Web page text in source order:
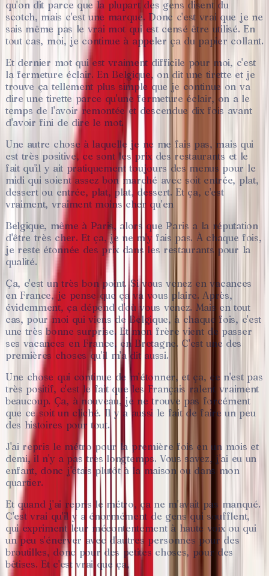
qu'on dit parce que la plupart des gens disent du
scotch, mais c'est une marque. Donc c'est vrai que je ne
sais même pas le vrai mot qui est censé être utilisé. En
tout cas, moi, je continue à appeler ça du papier collant.
Et dernier mot qui est vraiment difficile pour moi, c'est
la fermeture éclair. En Belgique, on dit une tirette et je
trouve ça tellement plus simple que je continue on va
dire une tirette parce qu'une fermeture éclair, on a le
temps de l'avoir remontée et descendue dix fois avant
d'avoir fini de dire le mot.
Une autre chose à laquelle je ne me fais pas, mais qui
est très positive, ce sont les prix des restaurants et le
fait qu'il y ait pratiquement toujours des menus pour le
midi qui soient assez bon marché avec soit entrée, plat,
dessert ou entrée, plat, plat, dessert. Et ça, c'est
vraiment, vraiment moins cher qu'en
Belgique, même à Paris, alors que Paris a la réputation
d'être très cher. Et ça, je ne m'y fais pas. À chaque fois,
je reste étonnée des prix dans les restaurants pour la
qualité.
Ça, c'est un très bon point. Si vous venez en vacances
en France, je pense que ça va vous plaire. Après,
évidemment, ça dépend d'où vous venez. Mais en tout
cas, pour moi qui viens de Belgique, à chaque fois, c'est
une très bonne surprise. Et mon frère vient de passer
ses vacances en France, en Bretagne. C'est une des
premières choses qu'il m'a dit aussi.
Une chose qui continue de m'étonner, et ça, ce n'est pas
très positif, c'est le fait que les Français ralent vraiment
beaucoup. Ça, à nouveau, je ne trouve pas forcément
que ce soit un cliché. Il y a aussi le fait de faire un peu
des histoires pour tout.
J'ai repris le métro pour la première fois en un mois et
demi, il n'y a pas très longtemps. Vous savez, j'ai eu un
enfant, donc j'étais plutôt à la maison ou dans mon
quartier.
Et quand j'ai repris le métro, ça ne m'avait pas manqué.
C'est vrai qu'il y a énormément de gens qui soufflent,
qui expriment leur mécontentement à haute voix ou qui
un peu s'énerver avec d'autres personnes pour des
broutilles, donc pour des petites choses, pour des
bêtises. Et c'est vrai que ça,